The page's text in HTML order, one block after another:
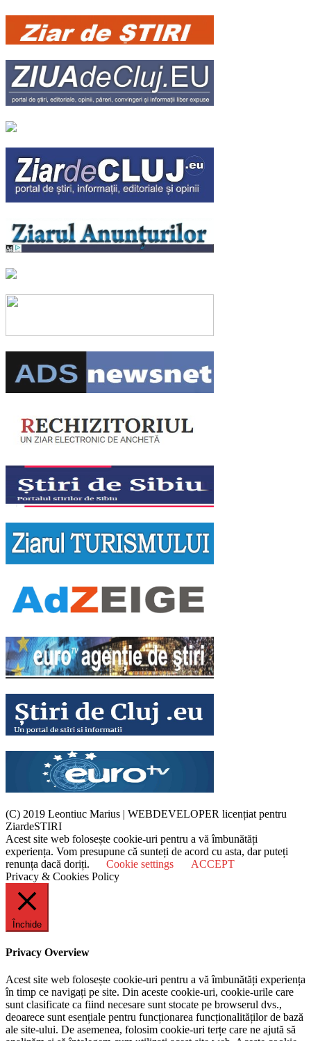
(C) 2019 Leontiuc Marius | WEBDEVELOPER licențiat pentru
ZiardeSTIRI
Acest site web folosește cookie-uri pentru a vă îmbunătăți
experiența. Vom presupune că sunteți de acord cu asta, dar puteți
renunța dacă doriți.
Cookie settings
ACCEPT
Privacy & Cookies Policy
Închide
Privacy Overview
Acest site web folosește cookie-uri pentru a vă îmbunătăți experiența
în timp ce navigați pe site. Din aceste cookie-uri, cookie-urile care
sunt clasificate ca fiind necesare sunt stocate pe browserul dvs.,
deoarece sunt esențiale pentru funcționarea funcționalităților de bază
ale site-ului. De asemenea, folosim cookie-uri terțe care ne ajută să